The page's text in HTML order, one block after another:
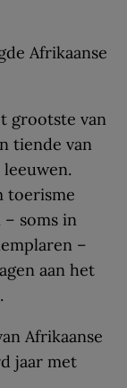
Afrikaanse
grootste van
tiende van
toerisme
soms in
–
aan het
Afrikaanse
jaar met